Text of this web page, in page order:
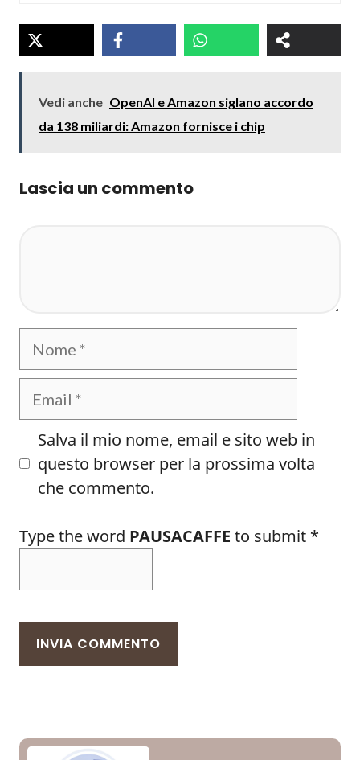
Vedi anche OpenAI e Amazon siglano accordo
da 138 miliardi: Amazon fornisce i chip
Lascia un commento
Salva il mio nome, email e sito web in
questo browser per la prossima volta
che commento.
Type the word PAUSACAFFE to submit *